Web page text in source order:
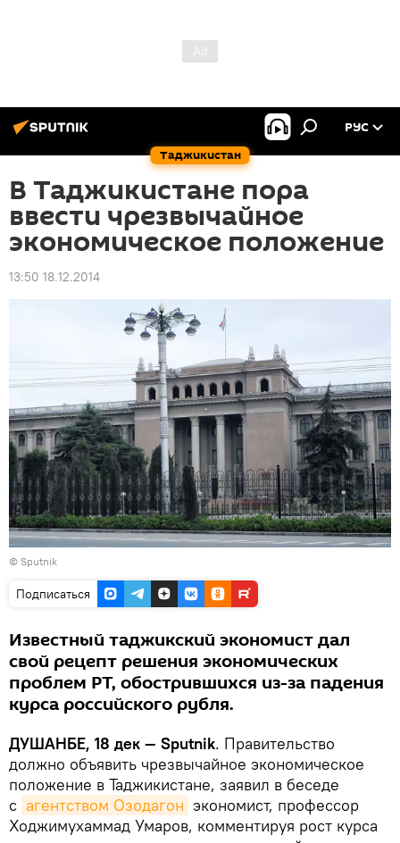
Таджикистан
РУС
В Таджикистане пора
ввести чрезвычайное
экономическое положение
13:50 18.12.2014
© Sputnik
Подписаться
Известный таджикский экономист дал
свой рецепт решения экономических
проблем РТ, обострившихся из-за падения
курса российского рубля.
ДУШАНБЕ, 18 дек — Sputnik. Правительство
должно объявить чрезвычайное экономическое
положение в Таджикистане, заявил в беседе
с агентством Озодагон экономист, профессор
Ходжимухаммад Умаров, комментируя рост курса